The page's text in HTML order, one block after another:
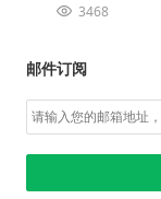
3468
邮件订阅